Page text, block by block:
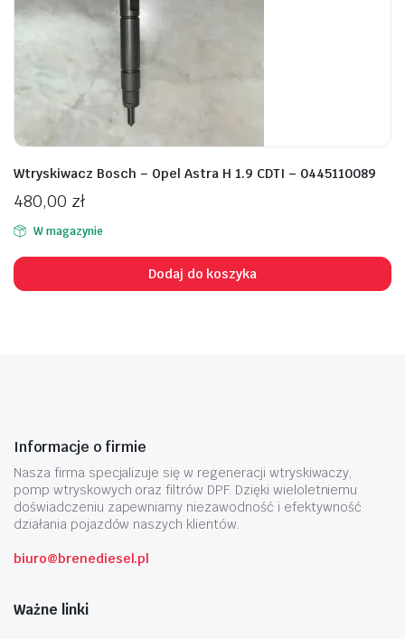
Wtryskiwacz Bosch – Opel Astra H 1.9 CDTI – 0445110089
480,00 zł
W magazynie
Dodaj do koszyka
Informacje o firmie
Nasza firma specjalizuje się w regeneracji wtryskiwaczy,
pomp wtryskowych oraz filtrów DPF. Dzięki wieloletniemu
doświadczeniu zapewniamy niezawodność i efektywność
działania pojazdów naszych klientów.
biuro@brenediesel.pl
Ważne linki